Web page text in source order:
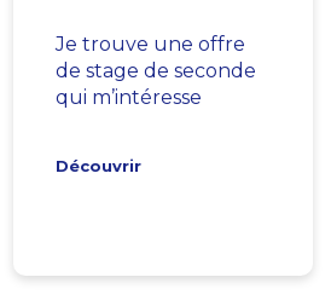
Je trouve une offre
de stage de seconde
qui m’intéresse
Découvrir